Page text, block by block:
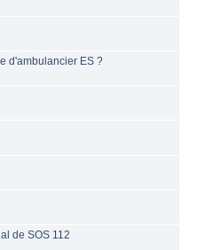
d'ambulancier ES ?
de SOS 112